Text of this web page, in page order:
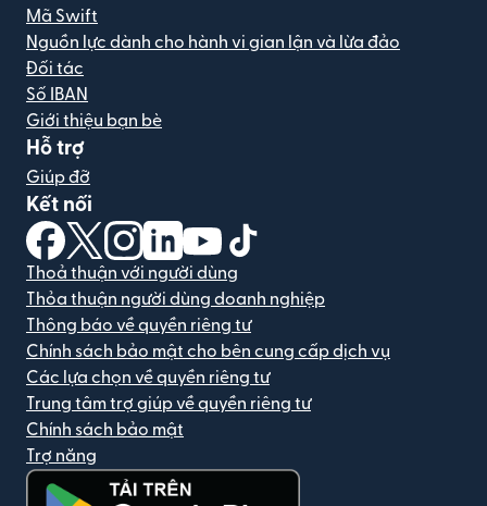
Mã Swift
Nguồn lực dành cho hành vi gian lận và lừa đảo
Đối tác
Số IBAN
Giới thiệu bạn bè
Hỗ trợ
Giúp đỡ
Kết nối
(mở trong cửa sổ mới)
(mở trong cửa sổ mới)
(mở trong cửa sổ mới)
(mở trong cửa sổ mới)
(mở trong cửa sổ mới)
Thoả thuận với người dùng
Thỏa thuận người dùng doanh nghiệp
Thông báo về quyền riêng tư
Chính sách bảo mật cho bên cung cấp dịch vụ
Các lựa chọn về quyền riêng tư
Trung tâm trợ giúp về quyền riêng tư
Chính sách bảo mật
Trợ năng